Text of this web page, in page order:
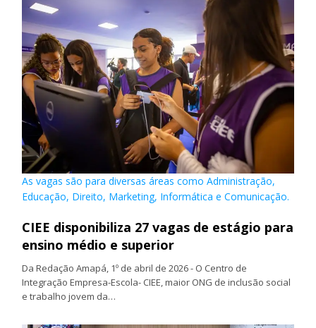
As vagas são para diversas áreas como Administração,
Educação, Direito, Marketing, Informática e Comunicação.
CIEE disponibiliza 27 vagas de estágio para
ensino médio e superior
Da Redação Amapá, 1º de abril de 2026 - O Centro de
Integração Empresa-Escola- CIEE, maior ONG de inclusão social
e trabalho jovem da…